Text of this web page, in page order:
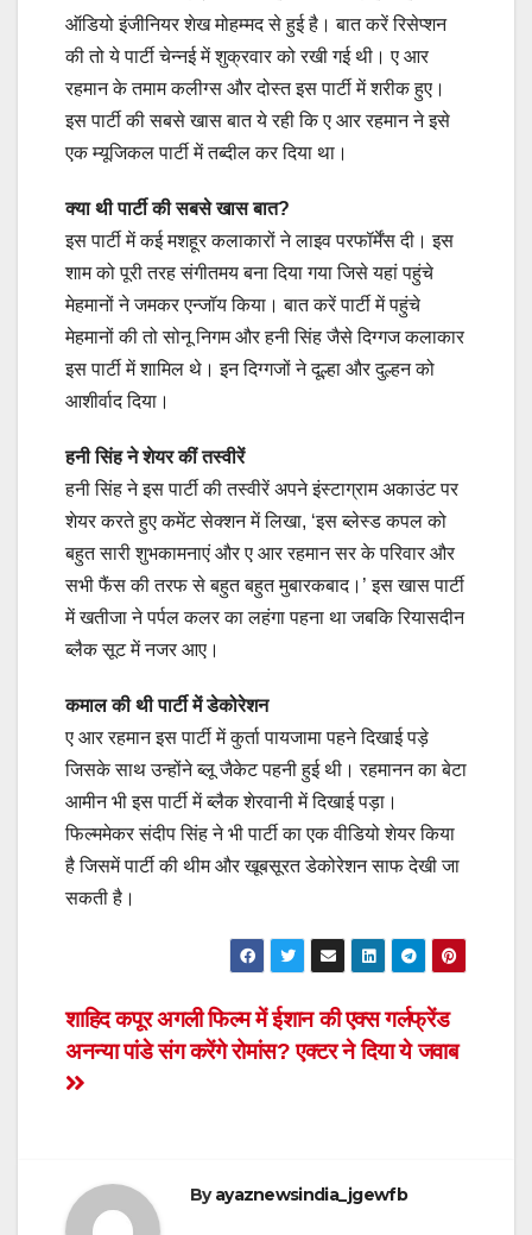
ऑडियो इंजीनियर शेख मोहम्मद से हुई है। बात करें रिसेप्शन
की तो ये पार्टी चेन्नई में शुक्रवार को रखी गई थी। ए आर
रहमान के तमाम कलीग्स और दोस्त इस पार्टी में शरीक हुए।
इस पार्टी की सबसे खास बात ये रही कि ए आर रहमान ने इसे
एक म्यूजिकल पार्टी में तब्दील कर दिया था।
क्या थी पार्टी की सबसे खास बात?
इस पार्टी में कई मशहूर कलाकारों ने लाइव परफॉर्मेंस दी। इस
शाम को पूरी तरह संगीतमय बना दिया गया जिसे यहां पहुंचे
मेहमानों ने जमकर एन्जॉय किया। बात करें पार्टी में पहुंचे
मेहमानों की तो सोनू निगम और हनी सिंह जैसे दिग्गज कलाकार
इस पार्टी में शामिल थे। इन दिग्गजों ने दूल्हा और दुल्हन को
आशीर्वाद दिया।
हनी सिंह ने शेयर कीं तस्वीरें
हनी सिंह ने इस पार्टी की तस्वीरें अपने इंस्टाग्राम अकाउंट पर
शेयर करते हुए कमेंट सेक्शन में लिखा, ‘इस ब्लेस्ड कपल को
बहुत सारी शुभकामनाएं और ए आर रहमान सर के परिवार और
सभी फैंस की तरफ से बहुत बहुत मुबारकबाद।’ इस खास पार्टी
में खतीजा ने पर्पल कलर का लहंगा पहना था जबकि रियासदीन
ब्लैक सूट में नजर आए।
कमाल की थी पार्टी में डेकोरेशन
ए आर रहमान इस पार्टी में कुर्ता पायजामा पहने दिखाई पड़े
जिसके साथ उन्होंने ब्लू जैकेट पहनी हुई थी। रहमानन का बेटा
आमीन भी इस पार्टी में ब्लैक शेरवानी में दिखाई पड़ा।
फिल्ममेकर संदीप सिंह ने भी पार्टी का एक वीडियो शेयर किया
है जिसमें पार्टी की थीम और खूबसूरत डेकोरेशन साफ देखी जा
सकती है।
Post
navigation
शाहिद कपूर अगली फिल्म में ईशान की एक्स गर्लफ्रेंड
अनन्या पांडे संग करेंगे रोमांस? एक्टर ने दिया ये जवाब
Byayaznewsindia_jgewfb